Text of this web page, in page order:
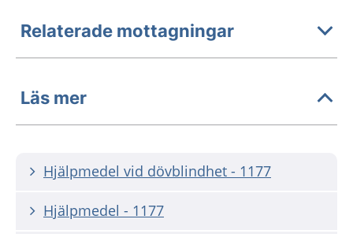
Relaterade mottagningar
Läs mer
Hjälpmedel vid dövblindhet - 1177
Hjälpmedel - 1177